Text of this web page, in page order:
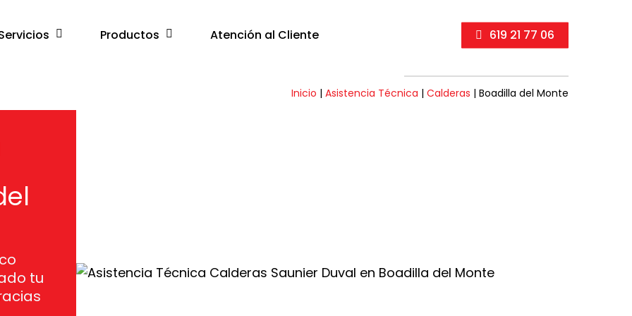
Productos Atención al Cliente 619 21 77 06
Inicio | Asistencia Técnica | Calderas | Boadilla del Monte
tu